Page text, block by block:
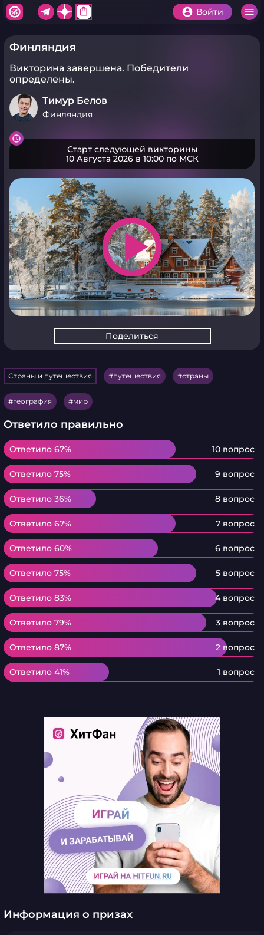
shopping_bag Войти
Финляндия
Викторина завершена. Победители
определены.
Тимур Белов
Финляндия
Старт следующей викторины
10 Августа 2026 в 10:00 по МСК
play_arrow
Поделиться
Страны и путешествия путешествия страны
география мир
Ответило правильно
Ответило 67% 10 вопрос
Ответило 67%
Ответило 75% 9 вопрос
Ответило 75%
Ответило 36% 8 вопрос
Ответило 36%
Ответило 67% 7 вопрос
Ответило 67%
Ответило 60% 6 вопрос
Ответило 60%
Ответило 75% 5 вопрос
Ответило 75%
Ответило 83% 4 вопрос
Ответило 83%
Ответило 79% 3 вопрос
Ответило 79%
Ответило 87% 2 вопрос
Ответило 87%
Ответило 41% 1 вопрос
Ответило 41%
Информация о призах